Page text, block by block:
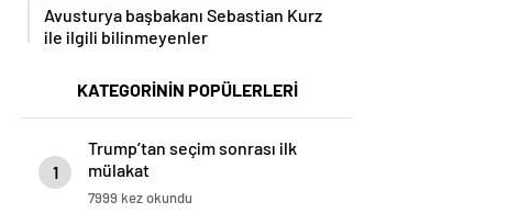
Avusturya başbakanı Sebastian Kurz
ile ilgili bilinmeyenler
KATEGORİNİN POPÜLERLERİ
1
Trump’tan seçim sonrası ilk
mülakat
7999 kez okundu